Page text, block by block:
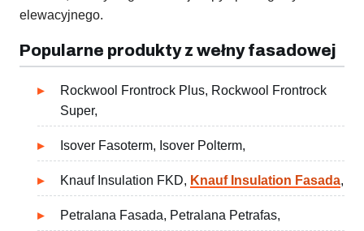
elewacyjnego.
Popularne produkty z wełny fasadowej
Rockwool Frontrock Plus, Rockwool Frontrock
Super,
Isover Fasoterm, Isover Polterm,
Knauf Insulation FKD, Knauf Insulation Fasada,
Petralana Fasada, Petralana Petrafas,